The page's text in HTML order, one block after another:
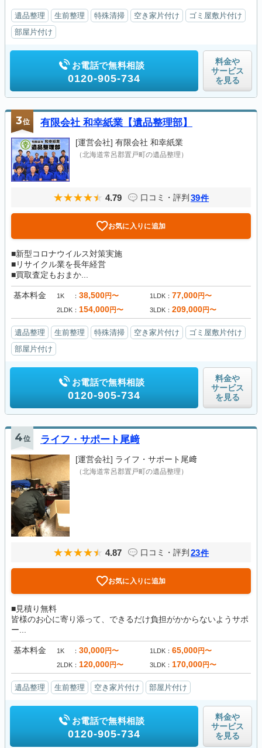
遺品整理 生前整理 特殊清掃 空き家片付け
ゴミ屋敷片付け
部屋片付け
お電話で無料相談
0120-905-734
料金や
サービス
を見る
3位 有限会社 和幸紙業【遺品整理部】
[運営会社] 有限会社 和幸紙業
（北海道常呂郡置戸町の遺品整理）
4.79 口コミ・評判 39件
お気に入りに追加
■新型コロナウイルス対策実施
■リサイクル業を長年経営
■買取査定もおまか...
基本料金 1K 38,500円〜 1LDK 77,000円〜
2LDK 154,000円〜 3LDK 209,000円〜
遺品整理 生前整理 特殊清掃 空き家片付け
ゴミ屋敷片付け
部屋片付け
お電話で無料相談
0120-905-734
料金や
サービス
を見る
4位 ライフ・サポート尾﨑
[運営会社] ライフ・サポート尾﨑
（北海道常呂郡置戸町の遺品整理）
4.87 口コミ・評判 23件
お気に入りに追加
■見積り無料
皆様のお心に寄り添って、できるだけ負担がかからないようサポ
ー...
基本料金 1K 30,000円〜 1LDK 65,000円〜
2LDK 120,000円〜 3LDK 170,000円〜
遺品整理 生前整理 空き家片付け 部屋片付け
お電話で無料相談
0120-905-734
料金や
サービス
を見る